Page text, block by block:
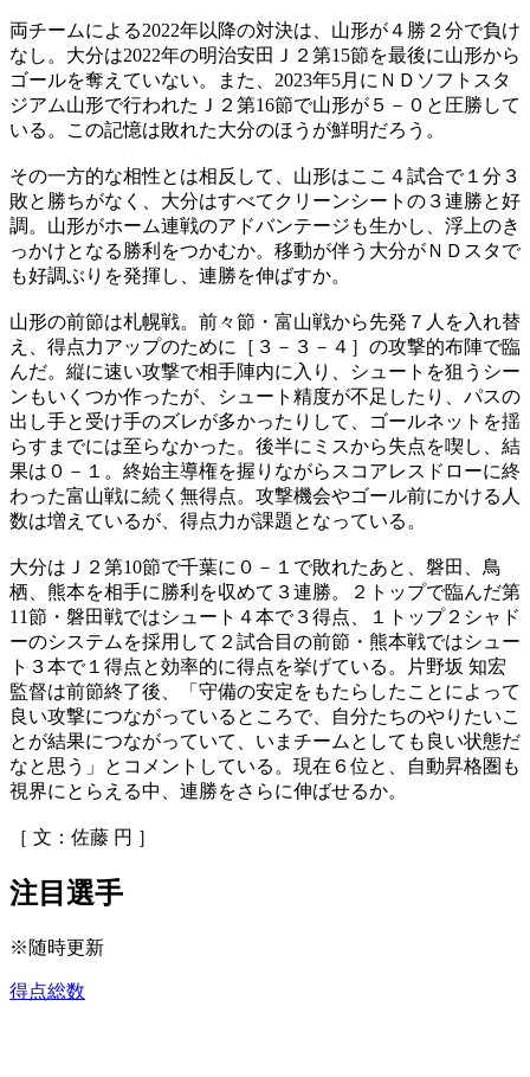
両チームによる2022年以降の対決は、山形が４勝２分で負け
なし。大分は2022年の明治安田Ｊ２第15節を最後に山形から
ゴールを奪えていない。また、2023年5月にＮＤソフトスタ
ジアム山形で行われたＪ２第16節で山形が５－０と圧勝して
いる。この記憶は敗れた大分のほうが鮮明だろう。
その一方的な相性とは相反して、山形はここ４試合で１分３
敗と勝ちがなく、大分はすべてクリーンシートの３連勝と好
調。山形がホーム連戦のアドバンテージも生かし、浮上のき
っかけとなる勝利をつかむか。移動が伴う大分がＮＤスタで
も好調ぶりを発揮し、連勝を伸ばすか。
山形の前節は札幌戦。前々節・富山戦から先発７人を入れ替
え、得点力アップのために［３－３－４］の攻撃的布陣で臨
んだ。縦に速い攻撃で相手陣内に入り、シュートを狙うシー
ンもいくつか作ったが、シュート精度が不足したり、パスの
出し手と受け手のズレが多かったりして、ゴールネットを揺
らすまでには至らなかった。後半にミスから失点を喫し、結
果は０－１。終始主導権を握りながらスコアレスドローに終
わった富山戦に続く無得点。攻撃機会やゴール前にかける人
数は増えているが、得点力が課題となっている。
大分はＪ２第10節で千葉に０－１で敗れたあと、磐田、鳥
栖、熊本を相手に勝利を収めて３連勝。２トップで臨んだ第
11節・磐田戦ではシュート４本で３得点、１トップ２シャド
ーのシステムを採用して２試合目の前節・熊本戦ではシュー
ト３本で１得点と効率的に得点を挙げている。片野坂 知宏
監督は前節終了後、「守備の安定をもたらしたことによって
良い攻撃につながっているところで、自分たちのやりたいこ
とが結果につながっていて、いまチームとしても良い状態だ
なと思う」とコメントしている。現在６位と、自動昇格圏も
視界にとらえる中、連勝をさらに伸ばせるか。
［ 文：佐藤 円 ］
注目選手
※随時更新
得点総数